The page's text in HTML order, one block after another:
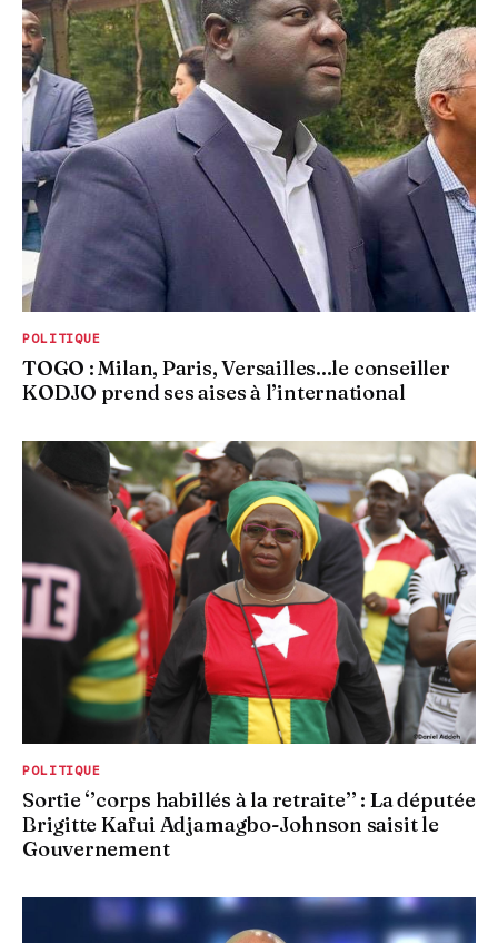
POLITIQUE
TOGO : Milan, Paris, Versailles...le conseiller
KODJO prend ses aises à l’international
POLITIQUE
Sortie ‘’corps habillés à la retraite’’ : La députée
Brigitte Kafui Adjamagbo-Johnson saisit le
Gouvernement